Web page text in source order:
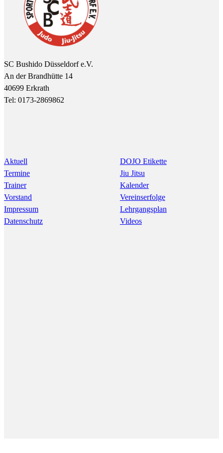
SC Bushido Düsseldorf e.V.
An der Brandhütte 14
40699 Erkrath
Tel: 0173-2869862
Aktuell
Termine
Trainer
Vorstand
Impressum
Datenschutz
DOJO Etikette
Jiu Jitsu
Kalender
Vereinserfolge
Lehrgangsplan
Videos